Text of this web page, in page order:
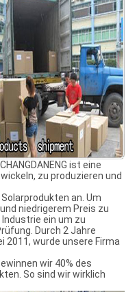
ist eine
zu produzieren und
an. Um
niedrigerem Preis zu
ein um zu
Durch 2 Jahre
2011, wurde unsere Firma
wir 40% des
So sind wir wirklich